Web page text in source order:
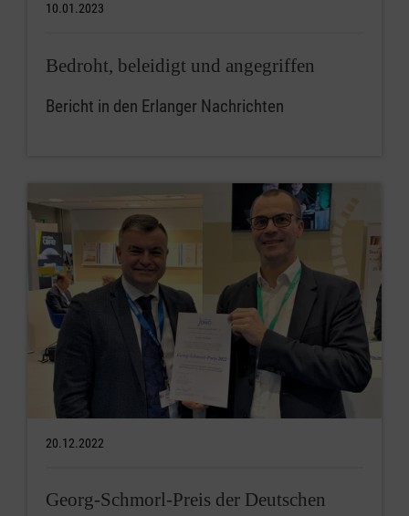
10.01.2023
Bedroht, beleidigt und angegriffen
Bericht in den Erlanger Nachrichten
20.12.2022
Georg-Schmorl-Preis der Deutschen